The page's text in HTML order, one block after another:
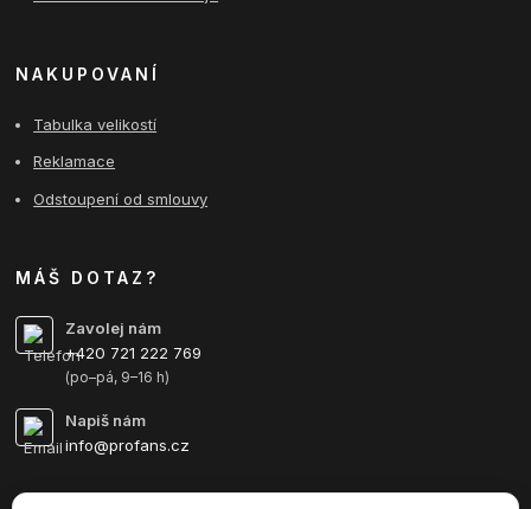
NAKUPOVANÍ
Tabulka velikostí
Reklamace
Odstoupení od smlouvy
MÁŠ DOTAZ?
Zavolej nám
+420 721 222 769
(po–pá, 9–16 h)
Napiš nám
info@profans.cz